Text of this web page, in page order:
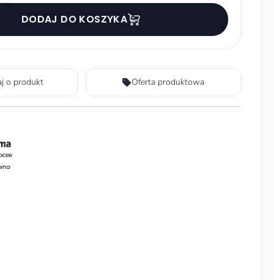
DODAJ DO KOSZYKA
o produkt Oferta produktowa